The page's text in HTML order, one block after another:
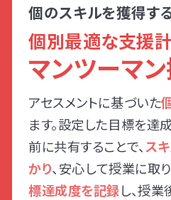
個のスキルを獲得す
個別最適な支援
マンツーマ
アセスメントに基づいた
ます。設定した目標を達
前に共有することで、ス
かり、安心して授業に取
標達成度を記録し、授